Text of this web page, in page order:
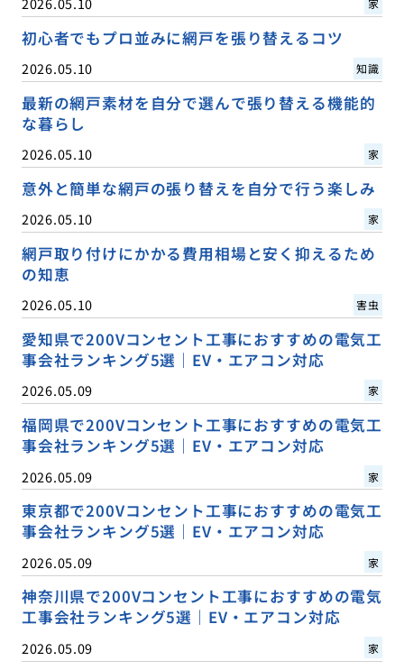
家
初心者でもプロ並みに網戸を張り替えるコツ
2026.05.10 知識
最新の網戸素材を自分で選んで張り替える機能的
な暮らし
2026.05.10 家
意外と簡単な網戸の張り替えを自分で行う楽しみ
2026.05.10 家
網戸取り付けにかかる費用相場と安く抑えるため
の知恵
2026.05.10 害虫
愛知県で200Vコンセント工事におすすめの電気工
事会社ランキング5選｜EV・エアコン対応
2026.05.09 家
福岡県で200Vコンセント工事におすすめの電気工
事会社ランキング5選｜EV・エアコン対応
2026.05.09 家
東京都で200Vコンセント工事におすすめの電気工
事会社ランキング5選｜EV・エアコン対応
2026.05.09 家
神奈川県で200Vコンセント工事におすすめの電気
工事会社ランキング5選｜EV・エアコン対応
2026.05.09 家